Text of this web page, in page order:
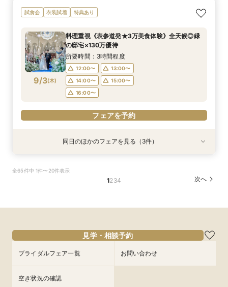
8/31(月)
《挙式から披露宴までずっと一緒★》自由度抜群
♪ペット婚相談会
12:05〜
13:00〜
15:00〜
16:00〜
フェアを予約
8/31(月)
【卒花人気*初めてにオススメ◎】ドレス1着無料
*安心相談会×絶品試食！
12:05〜
13:00〜
15:00〜
16:00〜
フェアを予約
8/31(月)
＼パパママ&マタニティも安心★／ダンドリや予
算もイチから相談
12:05〜
13:00〜
15:00〜
16:00〜
フェアを予約
試食会 衣装試着 特典あり
9/3(木)
料理重視《表参道発★3万美食体験》全天候◎緑
の邸宅×130万優待
所要時間：3時間程度
12:00〜
13:00〜
14:00〜
15:00〜
16:00〜
フェアを予約
衣装試着 特典あり
9/3
♪ペット婚相談会
フェアを予約
衣装試着 特典あり
9/3
*安心相談会×絶品試食！
フェアを予約
衣装試着 特典あり
9/3
算もイチから相談
フェアを予約
同日のほかのフェアを見る（3件）
全65件中 1件〜20件表示
1234 次へ
見学・相談予約
ブライダルフェア一覧 お問い合わせ
空き状況の確認